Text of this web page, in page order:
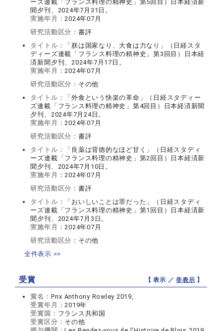
ーズ連載「フランス料理の精神史」第5回目）日本経済新
聞夕刊、2024年7月31日。
実施年月：2024年07月
研究活動区分： 書評
タイトル：
「朕は国家なり、大食は力なり」（日経スタ
ディーズ連載「フランス料理の精神史」第3回目）日本経
済新聞夕刊、2024年7月17日。
実施年月：2024年07月
研究活動区分： その他
タイトル：
「外食という快楽の革命」（日経スタディー
ズ連載「フランス料理の精神史」第4回目）日本経済新聞
夕刊、2024年7月24日。
実施年月：2024年07月
研究活動区分： 書評
タイトル：
「良薬は背徳的なほど甘く」（日経スタディ
ーズ連載「フランス料理の精神史」第2回目）日本経済新
聞夕刊、2024年7月10日。
実施年月：2024年07月
研究活動区分： 書評
タイトル：
「おいしいことは罪だった」（日経スタディ
ーズ連載「フランス料理の精神史」第1回目）日本経済新
聞夕刊、2024年7月3日。
実施年月：2024年07月
研究活動区分： その他
全件表示 >>
受賞 【 表示 ／非表示 】
賞名： Prix Anthony Rowley 2019,
受賞年月：2019年
受賞国： フランス共和国
受賞区分： その他